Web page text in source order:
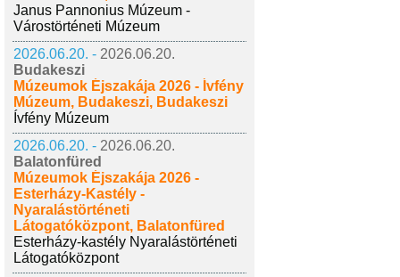
Janus Pannonius Múzeum -
Várostörténeti Múzeum
2026.06.20. - 2026.06.20.
Budakeszi
Múzeumok Éjszakája 2026 - Ívfény
Múzeum, Budakeszi, Budakeszi
Ívfény Múzeum
2026.06.20. - 2026.06.20.
Balatonfüred
Múzeumok Éjszakája 2026 -
Esterházy-Kastély -
Nyaralástörténeti
Látogatóközpont, Balatonfüred
Esterházy-kastély Nyaralástörténeti
Látogatóközpont